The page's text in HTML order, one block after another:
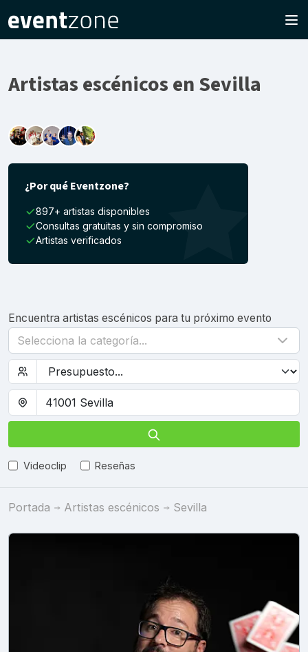
Artistas escénicos en Sevilla
¿Por qué Eventzone?
897+ artistas disponibles
Consultas gratuitas y sin compromiso
Artistas verificados
Encuentra artistas escénicos para tu próximo evento
Selecciona la categoría...
Videoclip Reseñas
Portada Artistas escénicos Sevilla